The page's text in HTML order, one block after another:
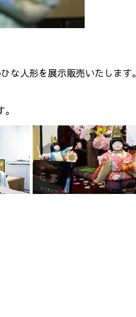
な人形を展示販売いたします。